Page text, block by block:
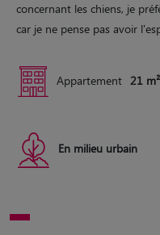
concernant les chiens, je
car je ne pense pas avoir
Appartement 21 m²
En milieu urbain